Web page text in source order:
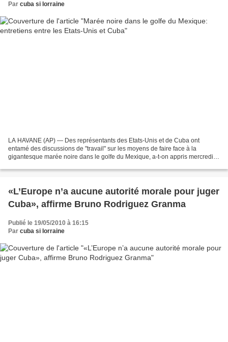
Par cuba si lorraine
LA HAVANE (AP) — Des représentants des Etats-Unis et de Cuba ont
entamé des discussions de "travail" sur les moyens de faire face à la
gigantesque marée noire dans le golfe du Mexique, a-t-on appris mercredi
«L’Europe n’a aucune autorité morale pour juger
Cuba», affirme Bruno Rodriguez Granma
Publié le 19/05/2010 à 16:15
Par cuba si lorraine